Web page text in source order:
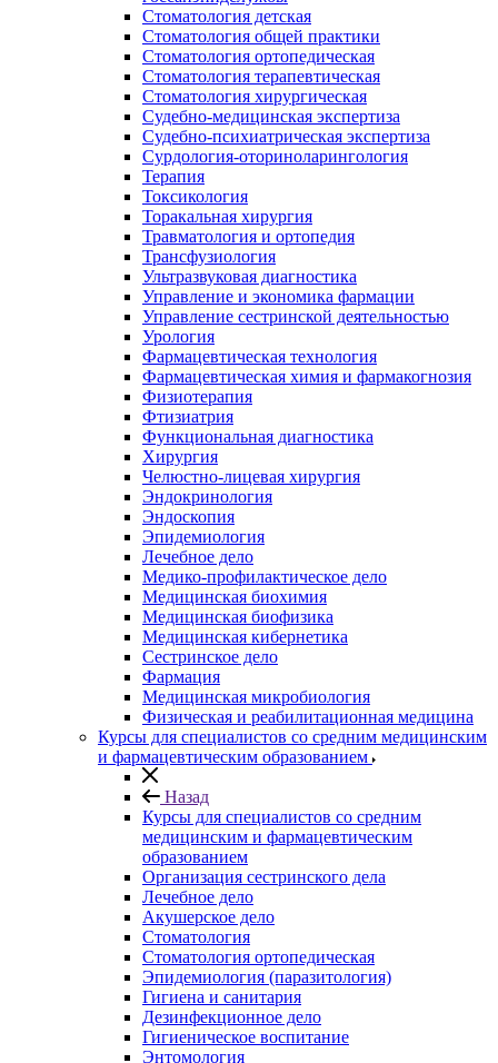
Стоматология детская
Стоматология общей практики
Стоматология ортопедическая
Стоматология терапевтическая
Стоматология хирургическая
Судебно-медицинская экспертиза
Судебно-психиатрическая экспертиза
Сурдология-оториноларингология
Терапия
Токсикология
Торакальная хирургия
Травматология и ортопедия
Трансфузиология
Ультразвуковая диагностика
Управление и экономика фармации
Управление сестринской деятельностью
Урология
Фармацевтическая технология
Фармацевтическая химия и фармакогнозия
Физиотерапия
Фтизиатрия
Функциональная диагностика
Хирургия
Челюстно-лицевая хирургия
Эндокринология
Эндоскопия
Эпидемиология
Лечебное дело
Медико-профилактическое дело
Медицинская биохимия
Медицинская биофизика
Медицинская кибернетика
Сестринское дело
Фармация
Медицинская микробиология
Физическая и реабилитационная медицина
Курсы для специалистов со средним медицинским
и фармацевтическим образованием
Назад
Курсы для специалистов со средним
медицинским и фармацевтическим
образованием
Организация сестринского дела
Лечебное дело
Акушерское дело
Стоматология
Стоматология ортопедическая
Эпидемиология (паразитология)
Гигиена и санитария
Дезинфекционное дело
Гигиеническое воспитание
Энтомология